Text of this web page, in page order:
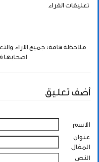
تعليقات القراء
ملاحظة هامة: جميع الاراء
اصحابها
أضف تعليق
الاسم
عنوان
المقال
النص